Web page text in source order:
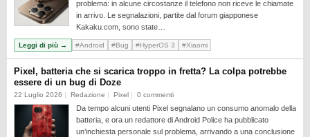
problema: in alcune circostanze il telefono non riceve le chiamate
in arrivo. Le segnalazioni, partite dal forum giapponese
Kakaku.com, sono state…
Leggi di più → #Android #Bug #HyperOS 3 #Xiaomi
Pixel, batteria che si scarica troppo in fretta? La colpa potrebbe
essere di un bug di Doze
22 Luglio 2026 Redazione Pixel 0 commenti
Da tempo alcuni utenti Pixel segnalano un consumo anomalo della
batteria, e ora un redattore di Android Police ha pubblicato
un’inchiesta personale sul problema, arrivando a una conclusione